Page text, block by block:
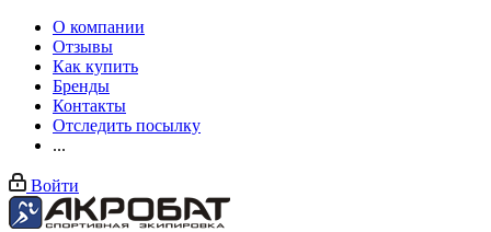
О компании
Отзывы
Как купить
Бренды
Контакты
Отследить посылку
...
Войти